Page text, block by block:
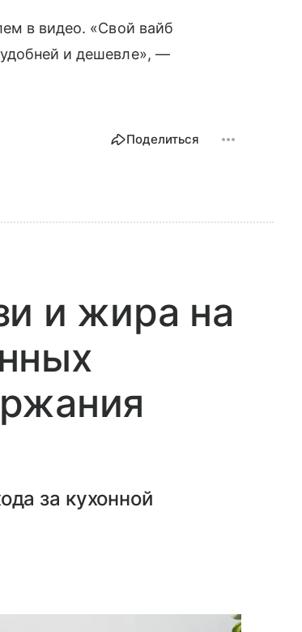
в видео. «Свой вайб
и дешевле», —
Поделиться
и жира на
за кухонной